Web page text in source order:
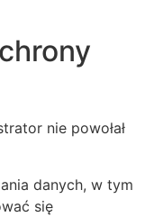
nie powołał
danych, w tym
się